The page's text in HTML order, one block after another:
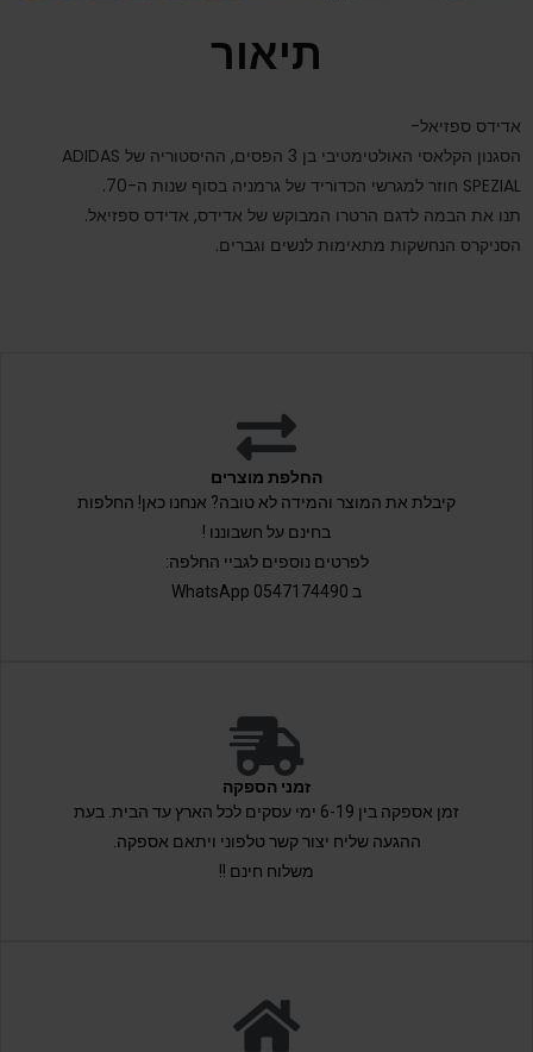
תיאור
אדידס ספזיאל-
הסגנון הקלאסי האולטימטיבי בן 3 הפסים, ההיסטוריה של ADIDAS
SPEZIAL חוזר למגרשי הכדוריד של גרמניה בסוף שנות ה-70.
תנו את הבמה לדגם הרטרו המבוקש של אדידס, אדידס ספזיאל.
הסניקרס הנחשקות מתאימות לנשים וגברים.
החלפת מוצרים
קיבלת את המוצר והמידה לא טובה? אנחנו כאן! החלפות
בחינם על חשבוננו !
לפרטים נוספים לגביי החלפה:
ב 0547174490 WhatsApp
זמני הספקה
זמן אספקה בין 6-19 ימי עסקים לכל הארץ עד הבית. בעת
ההגעה שליח יצור קשר טלפוני ויתאם אספקה.
משלוח חינם !!